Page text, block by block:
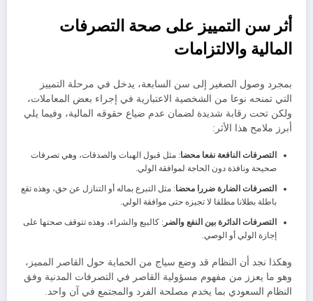
​أثر سن التمييز على صحة التصرفات
المالية والالتزامات
​بمجرد وصول الصغير إلى سن السابعة، يدخل في مرحلة التمييز
التي تمنحه نوعا من الشخصية الاعتبارية في إجراء بعض المعاملات،
ولكن تحت رقابة شديدة لضمان عدم ضياع حقوقه المالية، وفيما يلي
أبرز ملامح هذا الأثر:
​التصرفات النافعة نفعا محضا: مثل قبول الهبات والصدقات، وهي تصرفات
صحيحة ونافذة دون الحاجة لموافقة الولي.
​التصرفات الضارة ضررا محضا: مثل التبرع بماله أو التنازل عن حق، وهذه تقع
باطلة بطلانا مطلقا لا تجيزه حتى موافقة الولي.
​التصرفات الدائرة بين النفع والضر : كالبيع والشراء، وهذه تتوقف صحتها على
إجازة الولي أو الوصي.
​وهكذا نجد أن النظام قد وضع سياج من الحماية حول القاصر المميز،
وهو ما يعزز من مفهوم مسؤولية القاصر في التصرفات المدنية وفق
النظام السعودي بما يخدم مصلحة الفرد والمجتمع في آن واحد.